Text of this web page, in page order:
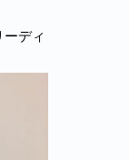
ディ